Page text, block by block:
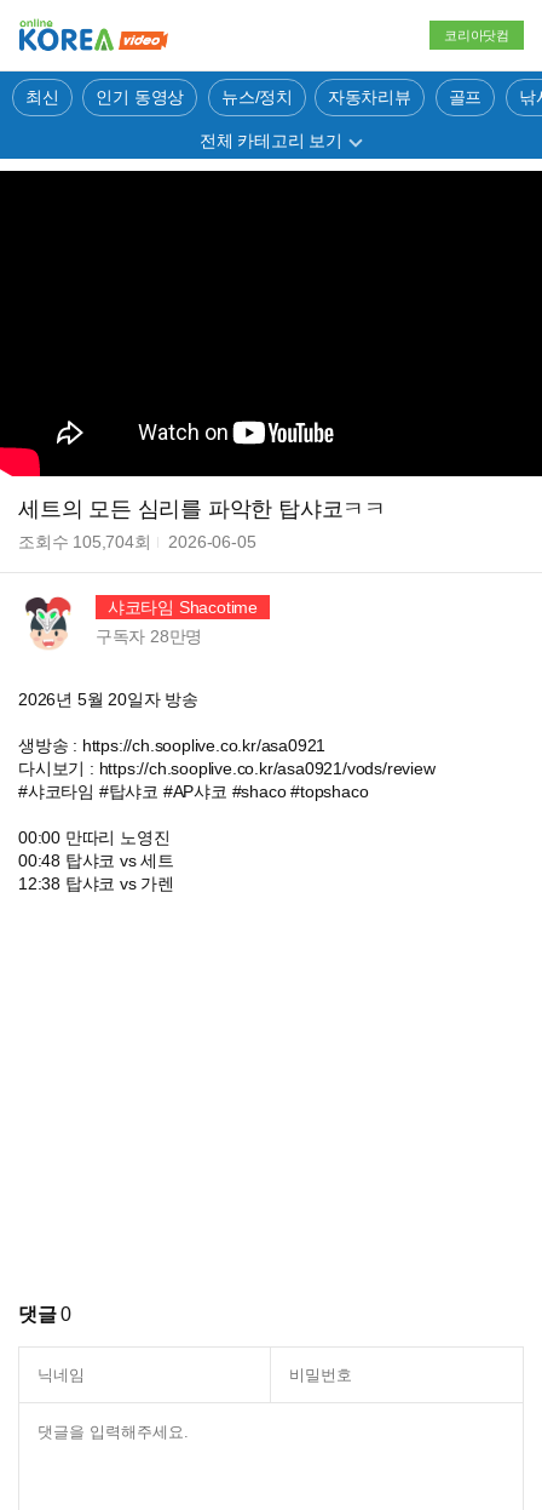
코리아닷컴
최신 인기 동영상 뉴스/정치 자동차리뷰 골프 낚
전체 카테고리 보기
세트의 모든 심리를 파악한 탑샤코ㅋㅋ
조회수 105,704회 2026-06-05
샤코타임 Shacotime
구독자 28만명
2026년 5월 20일자 방송
생방송 : https://ch.sooplive.co.kr/asa0921
다시보기 : https://ch.sooplive.co.kr/asa0921/vods/review
#샤코타임 #탑샤코 #AP샤코 #shaco #topshaco
00:00 만따리 노영진
00:48 탑샤코 vs 세트
12:38 탑샤코 vs 가렌
댓글0